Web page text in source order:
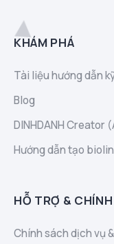
KHÁM PHÁ
Tài liệu hướng dẫn
Blog
DINHDANH Creator
Hướng dẫn tạo
HỖ TRỢ &
Chính sách dịch vụ